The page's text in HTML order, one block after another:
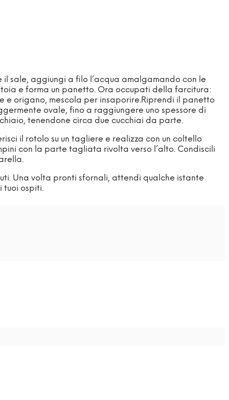
sale, aggiungi a filo l’acqua amalgamando con le
e forma un panetto. Ora occupati della farcitura:
e origano, mescola per insaporire.Riprendi il panetto
ovale, fino a raggiungere uno spessore di
tenendone circa due cucchiai da parte.
il rotolo su un tagliere e realizza con un coltello
con la parte tagliata rivolta verso l’alto. Condiscili
Una volta pronti sfornali, attendi qualche istante
tuoi ospiti.